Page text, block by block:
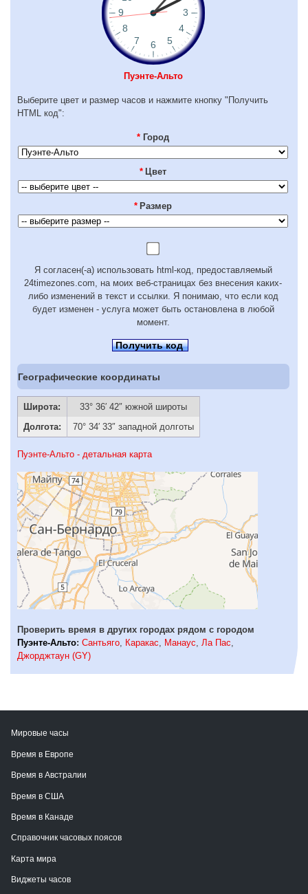
Пуэнте-Альто
Выберите цвет и размер часов и нажмите кнопку "Получить
HTML код":
* Город
* Цвет
* Размер
Я согласен(-а) использовать html-код, предоставляемый
24timezones.com, на моих веб-страницах без внесения каких-
либо изменений в текст и ссылки. Я понимаю, что если код
будет изменен - услуга может быть остановлена в любой
момент.
Получить код
Географические координаты
Широта:
33° 36′ 42″ южной широты
Долгота:
70° 34′ 33″ западной долготы
Пуэнте-Альто - детальная карта
Проверить время в других городах рядом с городом
Пуэнте-Альто: Сантьяго Каракас Манаус Ла Пас
Джорджтаун (GY)
Мировые часы
Время в Европе
Время в Австралии
Время в США
Время в Канаде
Справочник часовых поясов
Карта мира
Виджеты часов